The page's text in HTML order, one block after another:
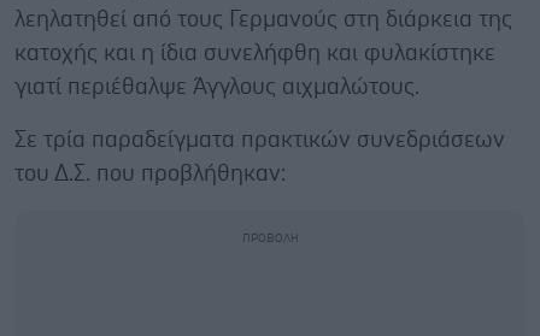
λεηλατηθεί από τους Γερμανούς στη διάρκεια της
κατοχής και η ίδια συνελήφθη και φυλακίστηκε
γιατί περιέθαλψε Άγγλους αιχμαλώτους.
Σε τρία παραδείγματα πρακτικών συνεδριάσεων
του Δ.Σ. που προβλήθηκαν: